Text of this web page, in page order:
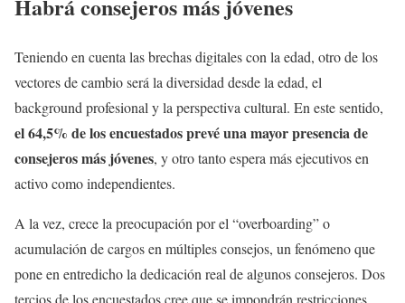
Habrá consejeros más jóvenes
Teniendo en cuenta las brechas digitales con la edad, otro de los
vectores de cambio será la diversidad desde la edad, el
background profesional y la perspectiva cultural. En este sentido,
el 64,5% de los encuestados prevé una mayor presencia de
consejeros más jóvenes, y otro tanto espera más ejecutivos en
activo como independientes.
A la vez, crece la preocupación por el “overboarding” o
acumulación de cargos en múltiples consejos, un fenómeno que
pone en entredicho la dedicación real de algunos consejeros. Dos
tercios de los encuestados cree que se impondrán restricciones